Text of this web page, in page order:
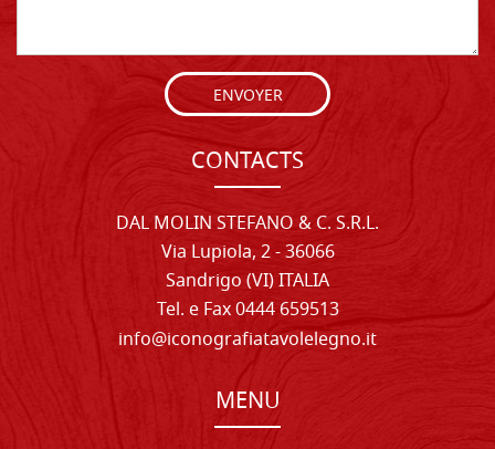
ENVOYER
CONTACTS
DAL MOLIN STEFANO & C. S.R.L.
Via Lupiola, 2 - 36066
Sandrigo (VI) ITALIA
Tel. e Fax 0444 659513
info@iconografiatavolelegno.it
MENU